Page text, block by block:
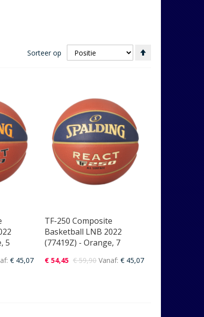
Sorteer op
5
€ 45,07
TF-250 Composite
Basketball LNB 2022
(77419Z) - Orange, 7
€ 54,45 € 59,90 Vanaf € 45,07